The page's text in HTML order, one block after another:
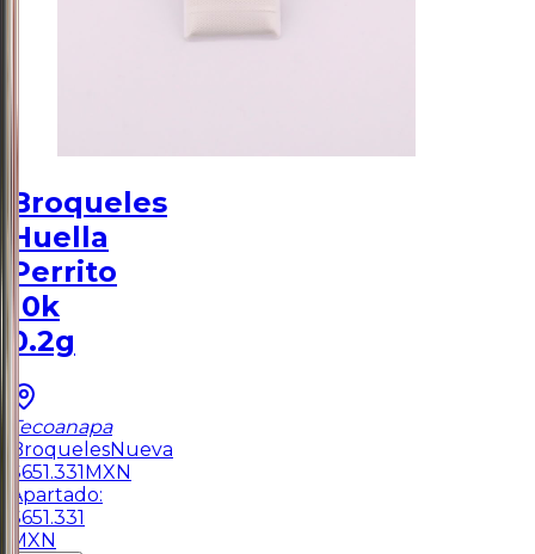
Broqueles
Huella
Perrito
10k
0.2g
Tecoanapa
BroquelesNueva
$651.331MXN
Apartado:
$651.331
MXN